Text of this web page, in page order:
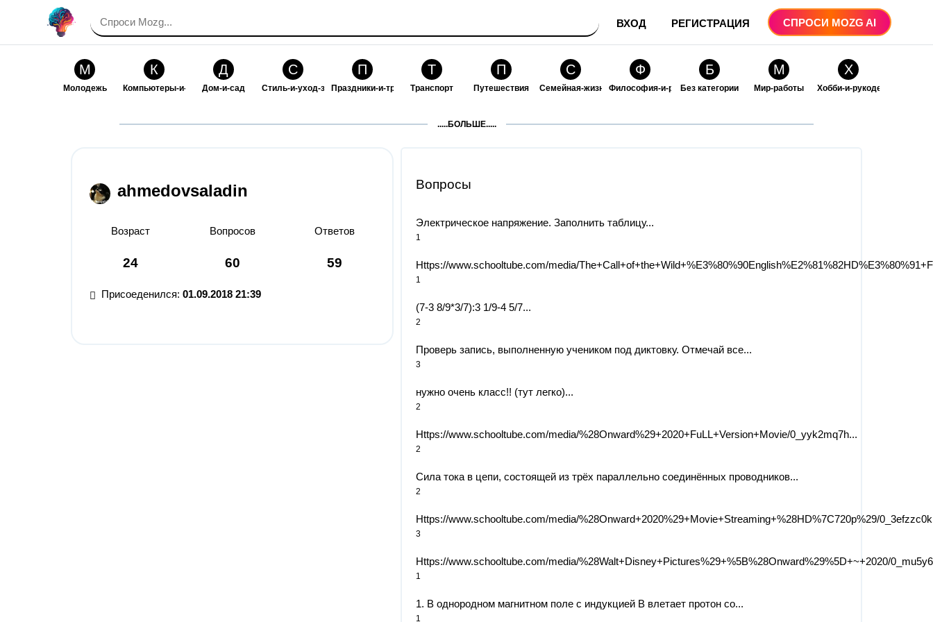
ВХОД РЕГИСТРАЦИЯ СПРОСИ MOZG AI
М
Молодежь
К
Компьютеры-и-электроника
Д
Дом-и-сад
С
Стиль-и-уход-за-собой
П
Праздники-и-традиции
Т
Транспорт
П
Путешествия
С
Семейная-жизнь
Ф
Философия-и-религия
Б
Без категории
М
Мир-работы
Х
Хобби-и-рукоделие
.....БОЛЬШЕ.....
ahmedovsaladin
Возраст Вопросов Ответов
24 60 59
Присоеденился: 01.09.2018 21:39
Вопросы
Электрическое напряжение. Заполнить таблицу​...
1
Https://www.schooltube.com/media/
1
(7-3 8/9*3/7):3 1/9-4 5/7​...
2
Проверь запись, выполненную учеником под диктовку. Отмечай все...
3
нужно очень класс!! (тут легко)...
2
Https://www.schooltube.com/media/%28Onward%29+2020+FuLL+Version+Movie/0_yyk2mq7h...
2
Сила тока в цепи, состоящей из трёх параллельно соединённых проводников...
2
Https://www.schooltube.com/media/%28Onward+2020%29+Movie+Streaming+%28HD%7C720p%29/
3
Https://www.schooltube.com/media/%28Walt+Disney+Pictures%29+%5B%28Onward%29%5D+~+2020/
1
1. В однородном магнитном поле с индукцией В влетает протон со...
1